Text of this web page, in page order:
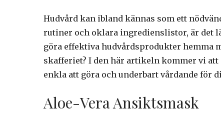
Hudvård kan ibland kännas som ett
rutiner och oklara ingredienslistor, är det
göra effektiva hudvårdsprodukter hemma
skafferiet? I den här artikeln kommer vi att
enkla att göra och underbart vårdande för
Aloe-Vera Ansiktsmask